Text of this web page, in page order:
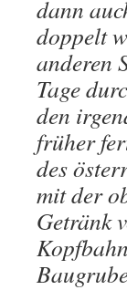
dann
doppelt
anderen
Tage
den
früher
des
mit der
Getränk